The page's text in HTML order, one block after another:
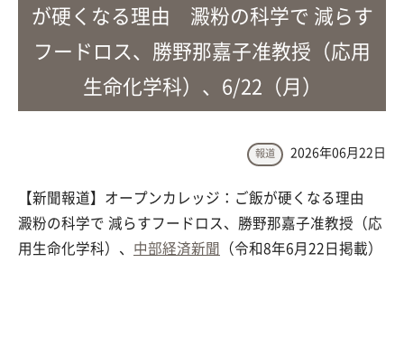
が硬くなる理由 澱粉の科学で 減らす
フードロス、勝野那嘉子准教授（応用
生命化学科）、6/22（月）
報道 2026年06月22日
【新聞報道】オープンカレッジ：ご飯が硬くなる理由
澱粉の科学で 減らすフードロス、勝野那嘉子准教授（応
用生命化学科）、 中部経済新聞 （令和8年6月22日掲載）